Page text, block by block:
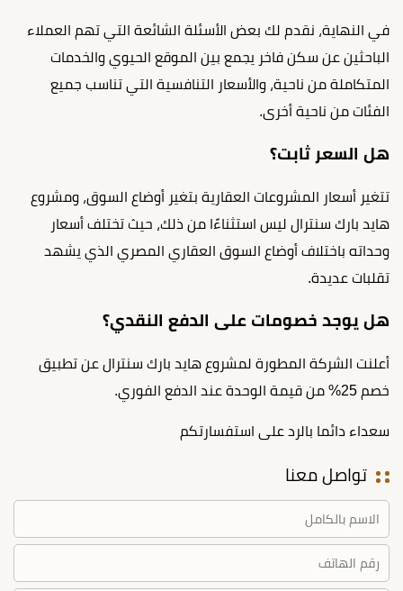
في النهاية، نقدم لك بعض الأسئلة الشائعة التي تهم العملاء
الباحثين عن سكن فاخر يجمع بين الموقع الحيوي والخدمات
المتكاملة من ناحية، والأسعار التنافسية التي تناسب جميع
الفئات من ناحية أخرى.
هل السعر ثابت؟
تتغير أسعار المشروعات العقارية بتغير أوضاع السوق، ومشروع
هايد بارك سنترال ليس استثناءًا من ذلك، حيث تختلف أسعار
وحداته باختلاف أوضاع السوق العقاري المصري الذي يشهد
تقلبات عديدة.
هل يوجد خصومات على الدفع النقدي؟
أعلنت الشركة المطورة لمشروع هايد بارك سنترال عن تطبيق
خصم 25% من قيمة الوحدة عند الدفع الفوري.
سعداء دائما بالرد على استفسارتكم
تواصل معنا